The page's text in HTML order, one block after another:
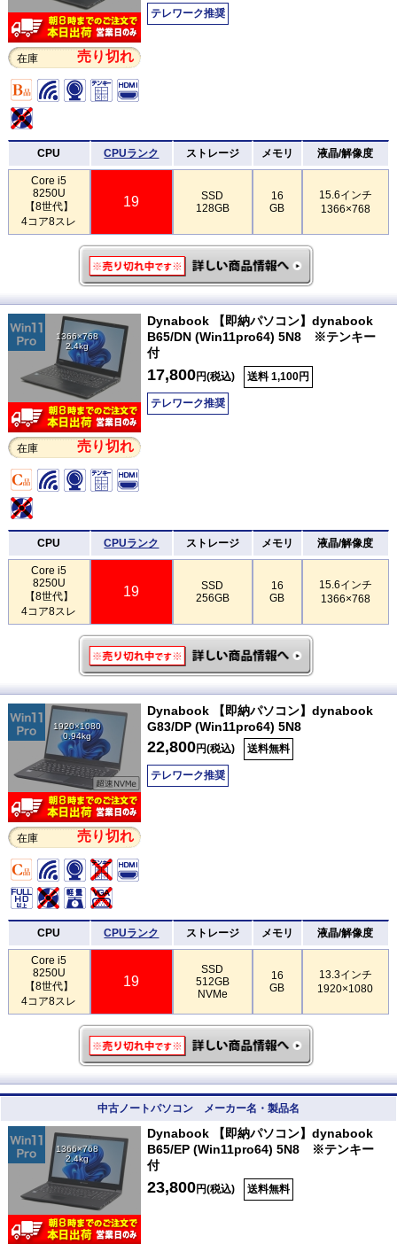
在庫 売り切れ
テレワーク推奨
CPU CPUランク ストレージ メモリ 液晶/解像度
Core i5
8250U
【8世代】
4コア8スレ
19
SSD
128GB
16
GB
15.6インチ
1366×768
1366×768
2.4kg
在庫 売り切れ
Dynabook 【即納パソコン】dynabook
B65/DN (Win11pro64) 5N8 ※テンキー
付
17,800円(税込) 送料 1,100円
テレワーク推奨
CPU CPUランク ストレージ メモリ 液晶/解像度
Core i5
8250U
【8世代】
4コア8スレ
19
SSD
256GB
16
GB
15.6インチ
1366×768
1920×1080
0.94kg
在庫 売り切れ
Dynabook 【即納パソコン】dynabook
G83/DP (Win11pro64) 5N8
22,800円(税込) 送料無料
テレワーク推奨
CPU CPUランク ストレージ メモリ 液晶/解像度
Core i5
8250U
【8世代】
4コア8スレ
19
SSD
512GB
NVMe
16
GB
13.3インチ
1920×1080
中古ノートパソコン メーカー名・製品名
1366×768
2.4kg
Dynabook 【即納パソコン】dynabook
B65/EP (Win11pro64) 5N8 ※テンキー
付
23,800円(税込) 送料無料